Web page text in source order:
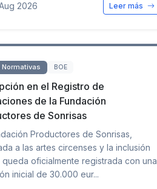
2026 Leer más
Normativas BOE
en el Registro de
de la Fundación
de Sonrisas
Productores de Sonrisas,
a las artes circenses y la inclusión
queda oficialmente registrada con una
inicial de 30.000 eur...